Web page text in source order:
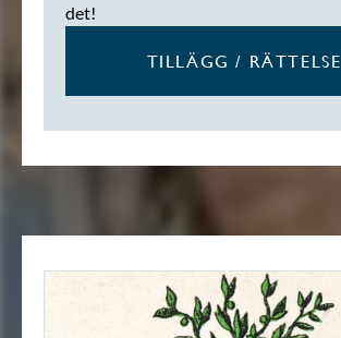
det!
TILLÄGG / RÄTTELSE